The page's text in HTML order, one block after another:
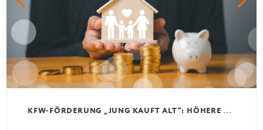
K
FW-FÖRDERUNG „JUNG KAUFT ALT“: HÖHERE KREDITE AB AUGUST 2026